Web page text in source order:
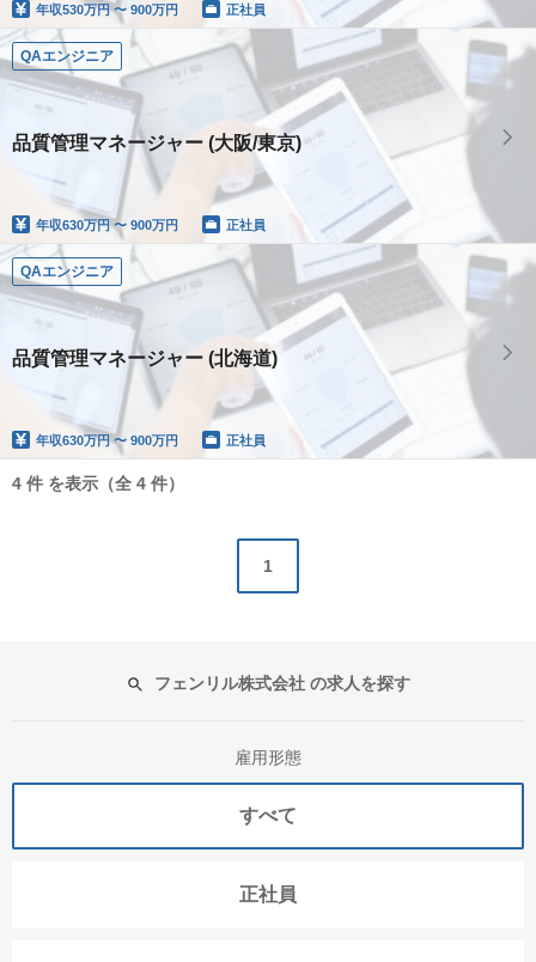
年収530万円 〜 900万円 正社員
QAエンジニア
品質管理マネージャー (大阪/東京)
年収630万円 〜 900万円 正社員
QAエンジニア
品質管理マネージャー (北海道)
年収630万円 〜 900万円 正社員
4 件 を表示（全 4 件）
1
フェンリル株式会社 の求人を探す
雇用形態
すべて
正社員